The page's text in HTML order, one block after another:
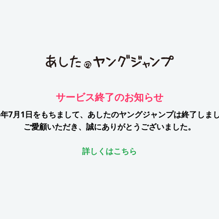
サービス終了のお知らせ
7月1日をもちまして、 あしたのヤングジャンプは終了しま
ご愛顧いただき、誠にありがとうございました。
詳しくはこちら